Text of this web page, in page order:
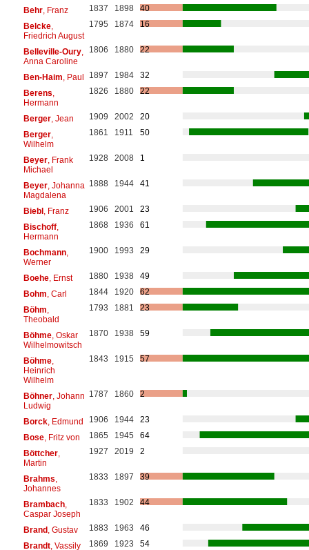
Behr, Franz 1837 1898
40
Belcke,
Friedrich August
1795 1874 16
Belleville-Oury,
Anna Caroline
1806 1880 22
Ben-Haim , Paul 1897 1984
32
Berens
Hermann
1826 1880 22
Berger, Jean 1909 2002
20
Berger,
Wilhelm
1861 1911 50
Beyer, Frank
Michael
1928 2008 1
Beyer, Johanna
Magdalena
1888 1944 41
Biebl, Franz 1906 2001
23
Bischoff,
Hermann
1868 1936 61
Bochmann,
Werner
1900 1993 29
Boehe, Ernst 1880 1938
49
Bohm , Carl 1844 1920
62
Böhm
Theobald
1793 1881 23
Böhme, Oskar
Wilhelmowitsch
1870 1938 59
Böhme,
Heinrich
Wilhelm
1843 1915 57
Böhner, Johann
Ludwig
1787 1860 2
Borck, Edmund 1906 1944
23
Bose, Fritz von 1865 1945
64
Böttcher,
Martin
1927 2019 2
Brahms
Johannes
1833 1897 39
Brambach,
Caspar Joseph
1833 1902 44
Brand, Gustav 1883 1963
46
Brandt, Vassily
1869 1923 54